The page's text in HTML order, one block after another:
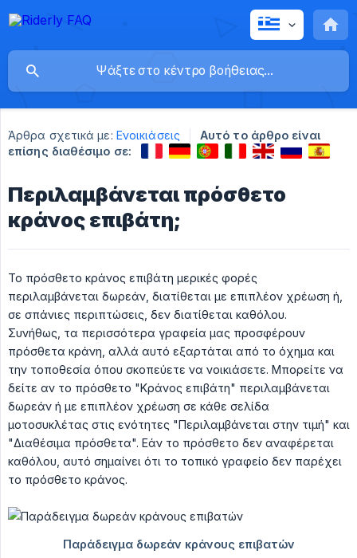
Άρθρα σχετικά με: Ενοικιάσεις
Αυτό το άρθρο είναι
επίσης διαθέσιμο σε:
Περιλαμβάνεται πρόσθετο
κράνος επιβάτη;
Το πρόσθετο κράνος επιβάτη μερικές φορές
περιλαμβάνεται δωρεάν, διατίθεται με επιπλέον χρέωση ή,
σε σπάνιες περιπτώσεις, δεν διατίθεται καθόλου.
Συνήθως, τα περισσότερα γραφεία μας προσφέρουν
πρόσθετα κράνη, αλλά αυτό εξαρτάται από το όχημα και
την τοποθεσία όπου σκοπεύετε να νοικιάσετε. Μπορείτε να
δείτε αν το πρόσθετο "Κράνος επιβάτη" περιλαμβάνεται
δωρεάν ή με επιπλέον χρέωση σε κάθε σελίδα
μοτοσυκλέτας στις ενότητες "Περιλαμβάνεται στην τιμή" και
"Διαθέσιμα πρόσθετα". Εάν το πρόσθετο δεν αναφέρεται
καθόλου, αυτό σημαίνει ότι το τοπικό γραφείο δεν παρέχει
το πρόσθετο κράνος.